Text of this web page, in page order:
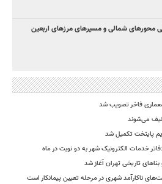
محورهای شمالی و مسیرهای مرزهای اربعین
فاخر تصویب شد
می‌شوند
خدمات الکترونیک شهر به دو نوبت در ماه
تاریخی تهران آغاز شد
ناکارآمد شهری در مرحله تعیین پیمانکار است